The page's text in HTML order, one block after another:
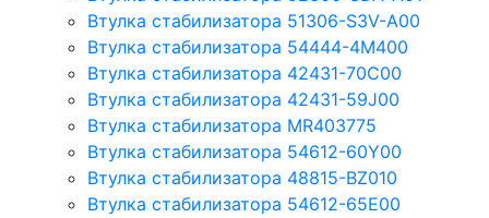
Втулка стабилизатора 51306-S3V-A00
Втулка стабилизатора 54444-4M400
Втулка стабилизатора 42431-70С00
Втулка стабилизатора 42431-59J00
Втулка стабилизатора MR403775
Втулка стабилизатора 54612-60Y00
Втулка стабилизатора 48815-BZ010
Втулка стабилизатора 54612-65Е00